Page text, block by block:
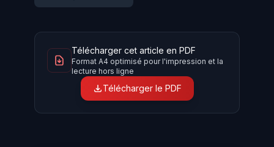
Télécharger cet article en PDF
Format A4 optimisé pour l'impression et la
lecture hors ligne
Télécharger le PDF